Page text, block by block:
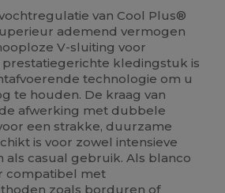
van Cool Plus®
ademend vermogen
V-sluiting voor
prestatiegerichte kledingstuk is
technologie om u
te houden. De kraag van
afwerking met dubbele
een strakke, duurzame
is voor zowel intensieve
casual gebruik. Als blanco
compatibel met
zoals borduren of